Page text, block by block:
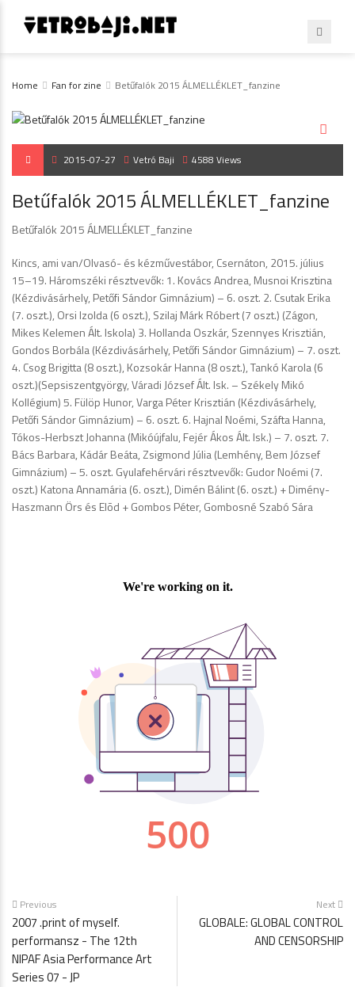
Home Fan for zine Betűfalók 2015 ÁLMELLÉKLET_fanzine
2015-07-27 Vetró Baji 4588 Views
Betűfalók 2015 ÁLMELLÉKLET_fanzine
Betűfalók 2015 ÁLMELLÉKLET_fanzine
Kincs, ami van/Olvasó- és kézművestábor, Csernáton, 2015. július
15–19. Háromszéki résztvevők: 1. Kovács Andrea, Musnoi Krisztina
(Kézdivásárhely, Petőfi Sándor Gimnázium) – 6. oszt. 2. Csutak Erika
(7. oszt.), Orsi Izolda (6 oszt.), Szilaj Márk Róbert (7 oszt.) (Zágon,
Mikes Kelemen Ált. Iskola) 3. Hollanda Oszkár, Szennyes Krisztián,
Gondos Borbála (Kézdivásárhely, Petőfi Sándor Gimnázium) – 7. oszt.
4. Csog Brigitta (8 oszt.), Kozsokár Hanna (8 oszt.), Tankó Karola (6
oszt.)(Sepsiszentgyörgy, Váradi József Ált. Isk. – Székely Mikó
Kollégium) 5. Fülöp Hunor, Varga Péter Krisztián (Kézdivásárhely,
Petőfi Sándor Gimnázium) – 6. oszt. 6. Hajnal Noémi, Száfta Hanna,
Tókos-Herbszt Johanna (Mikóújfalu, Fejér Ákos Ált. Isk.) – 7. oszt. 7.
Bács Barbara, Kádár Beáta, Zsigmond Júlia (Lemhény, Bem József
Gimnázium) – 5. oszt. Gyulafehérvári résztvevők: Gudor Noémi (7.
oszt.) Katona Annamária (6. oszt.), Dimén Bálint (6. oszt.) + Dimény-
Haszmann Örs és Elõd + Gombos Péter, Gombosné Szabó Sára
Previous
2007 .print of myself.
performansz - The 12th
NIPAF Asia Performance Art
Series 07 - JP
Next
GLOBALE: GLOBAL CONTROL
AND CENSORSHIP